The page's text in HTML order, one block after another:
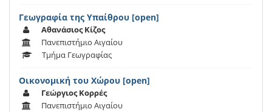
Γεωγραφία της Υπαίθρου [open]
Αθανάσιος Κίζος
Πανεπιστήμιο Αιγαίου
Τμήμα Γεωγραφίας
Οικονομική του Χώρου [open]
Γεώργιος Κορρές
Πανεπιστήμιο Αιγαίου